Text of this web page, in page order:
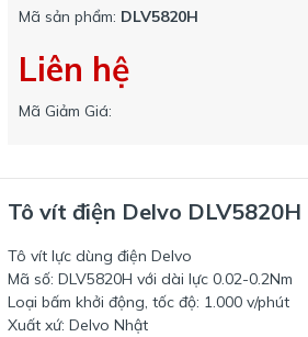
Mã sản phẩm: DLV5820H
Liên hệ
Mã Giảm Giá:
Tô vít điện Delvo DLV5820H
Tô vít lực dùng điện Delvo
Mã số: DLV5820H với dài lực 0.02-0.2Nm
Loại bấm khởi động, tốc độ: 1.000 v/phút
Xuất xứ: Delvo Nhật